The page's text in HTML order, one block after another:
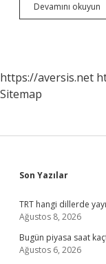
Devamını okuyun
https://aversis.net
Sitemap
Sidebar
Son Yazılar
TRT hangi dillerde
Ağustos 8, 2026
Bugün piyasa saat
Ağustos 6, 2026